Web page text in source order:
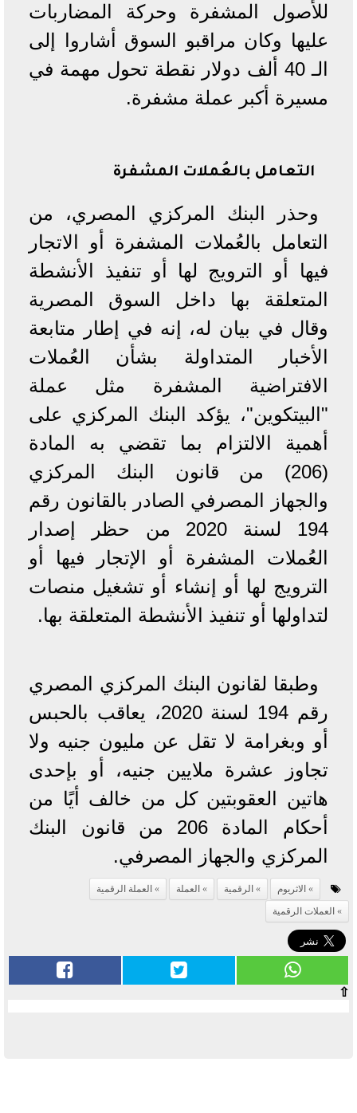
للأصول المشفرة وحركة المضاربات
عليها وكان مراقبو السوق أشاروا إلى
الـ 40 ألف دولار نقطة تحول مهمة في
مسيرة أكبر عملة مشفرة.
التعامل بالعُملات المشفرة
وحذر البنك المركزي المصري، من
التعامل بالعُملات المشفرة أو الاتجار
فيها أو الترويج لها أو تنفيذ الأنشطة
المتعلقة بها داخل السوق المصرية
وقال في بيان له، إنه في إطار متابعة
الأخبار المتداولة بشأن العُملات
الافتراضية المشفرة مثل عملة
"البيتكوين"، يؤكد البنك المركزي على
أهمية الالتزام بما تقضي به المادة
(206) من قانون البنك المركزي
والجهاز المصرفي الصادر بالقانون رقم
194 لسنة 2020 من حظر إصدار
العُملات المشفرة أو الإتجار فيها أو
الترويج لها أو إنشاء أو تشغيل منصات
لتداولها أو تنفيذ الأنشطة المتعلقة بها.
وطبقا لقانون البنك المركزي المصري
رقم 194 لسنة 2020، يعاقب بالحبس
أو وبغرامة لا تقل عن مليون جنيه ولا
تجاوز عشرة ملايين جنيه، أو بإحدى
هاتين العقوبتين كل من خالف أيًا من
أحكام المادة 206 من قانون البنك
المركزي والجهاز المصرفي.
الاثريوم الرقمية العملة
العملة الرقمية
العملات الرقمية
⇧